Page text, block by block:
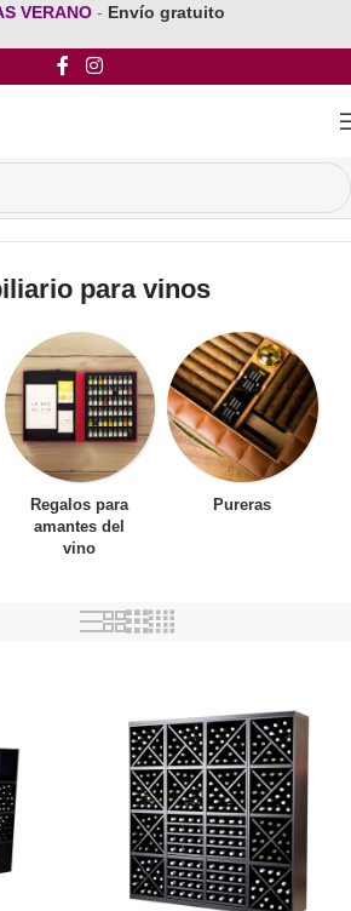
VERANO - Envío gratuito
para vinos
Regalos para
amantes del
vino
Pureras